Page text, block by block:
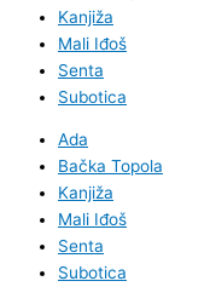
Kanjiža
Mali Iđoš
Senta
Subotica
Ada
Bačka Topola
Kanjiža
Mali Iđoš
Senta
Subotica